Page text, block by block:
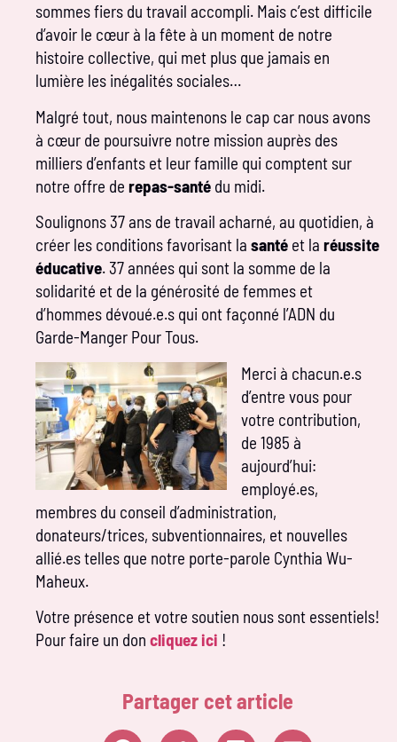
sommes fiers du travail accompli. Mais c’est difficile
d’avoir le cœur à la fête à un moment de notre
histoire collective, qui met plus que jamais en
lumière les inégalités sociales…
Malgré tout, nous maintenons le cap car nous avons
à cœur de poursuivre notre mission auprès des
milliers d’enfants et leur famille qui comptent sur
notre offre de repas-santé du midi.
Soulignons 37 ans de travail acharné, au quotidien, à
créer les conditions favorisant la santé et la réussite
éducative. 37 années qui sont la somme de la
solidarité et de la générosité de femmes et
d’hommes dévoué.e.s qui ont façonné l’ADN du
Garde-Manger Pour Tous.
Merci à chacun.e.s
d’entre vous pour
votre contribution,
de 1985 à
aujourd’hui:
employé.es,
membres du conseil d’administration,
donateurs/trices, subventionnaires, et nouvelles
allié.es telles que notre porte-parole Cynthia Wu-
Maheux.
Votre présence et votre soutien nous sont essentiels!
Pour faire un don cliquez ici !
Partager cet article